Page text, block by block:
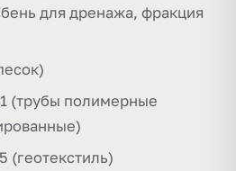
для дренажа, фракция
(трубы полимерные
(геотекстиль)